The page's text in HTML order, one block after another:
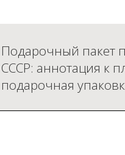
Подарочный пакет
СССР: аннотация к
подарочная